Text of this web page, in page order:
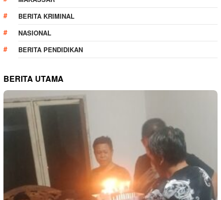
BERITA KRIMINAL
NASIONAL
BERITA PENDIDIKAN
BERITA UTAMA